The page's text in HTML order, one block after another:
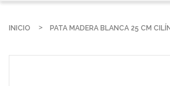
INICIO PATA MADERA BLANCA 25 CM